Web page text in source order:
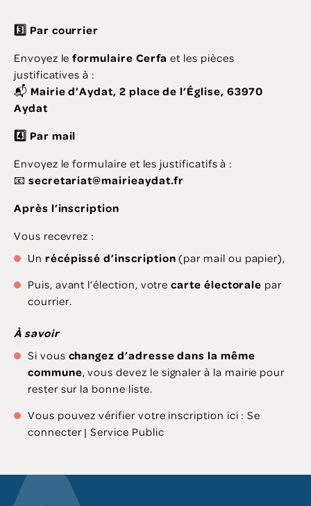
3️ ⃣ Par courrier
Envoyez leformulaire Cerfa et les pièces
justificatives à :
📬 Mairie d’Aydat, 2 place de l’Église, 63970
Aydat
4️ ⃣ Par mail
Envoyez le formulaire et les justificatifs à :
📧 secretariat@mairieaydat.fr
Après l’inscription
Vous recevrez :
Un récépissé d’inscription (par mail ou papier),
Puis, avant l’élection, votrecarte électorale par
courrier.
À savoir
Si vous changez d’adresse dans la même
commune, vous devez le signaler à la mairie pour
rester sur la bonne liste.
Vous pouvez vérifier votre inscription ici : Se
connecter | Service Public